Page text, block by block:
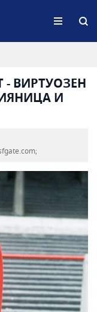
ВИРТУОЗЕН
И